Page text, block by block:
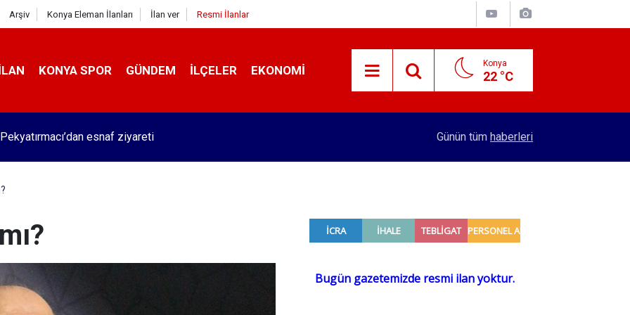
Arşiv Konya Eleman İlanları İlan ver Resmi İlanlar
KONYA SPOR GÜNDEM İLÇELER EKONOMI Konya
22 °C
esnaf ziyareti Konyalı patron 70 bin TL maaşla personel
Günün tüm haberleri